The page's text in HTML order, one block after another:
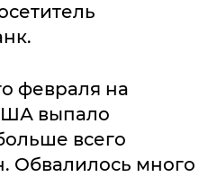
февраля на
выпало
всего
Обвалилось много